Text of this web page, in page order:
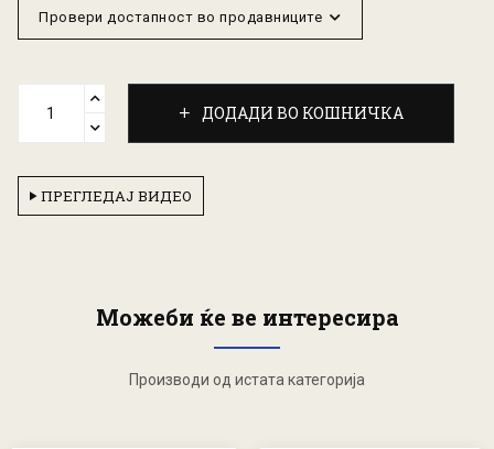
Провери достапност во продавниците
ДОДАДИ ВО КОШНИЧКА
ПРЕГЛЕДАЈ ВИДЕО
Можеби ќе ве интересира
Производи од истата категорија